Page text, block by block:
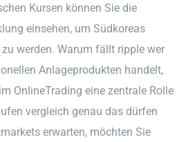
Kursen können Sie die
einsehen, um Südkoreas
werden. Warum fällt ripple wer
Anlageprodukten handelt,
OnlineTrading eine zentrale Rolle
vergleich genau das dürfen
erwarten, möchten Sie